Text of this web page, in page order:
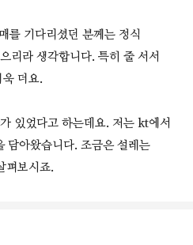
를 기다리셨던 분께는 정식
리라 생각합니다. 특히 줄 서서
더요.
있었다고 하는데요. 저는 kt에서
담아왔습니다. 조금은 설레는
펴보시죠.